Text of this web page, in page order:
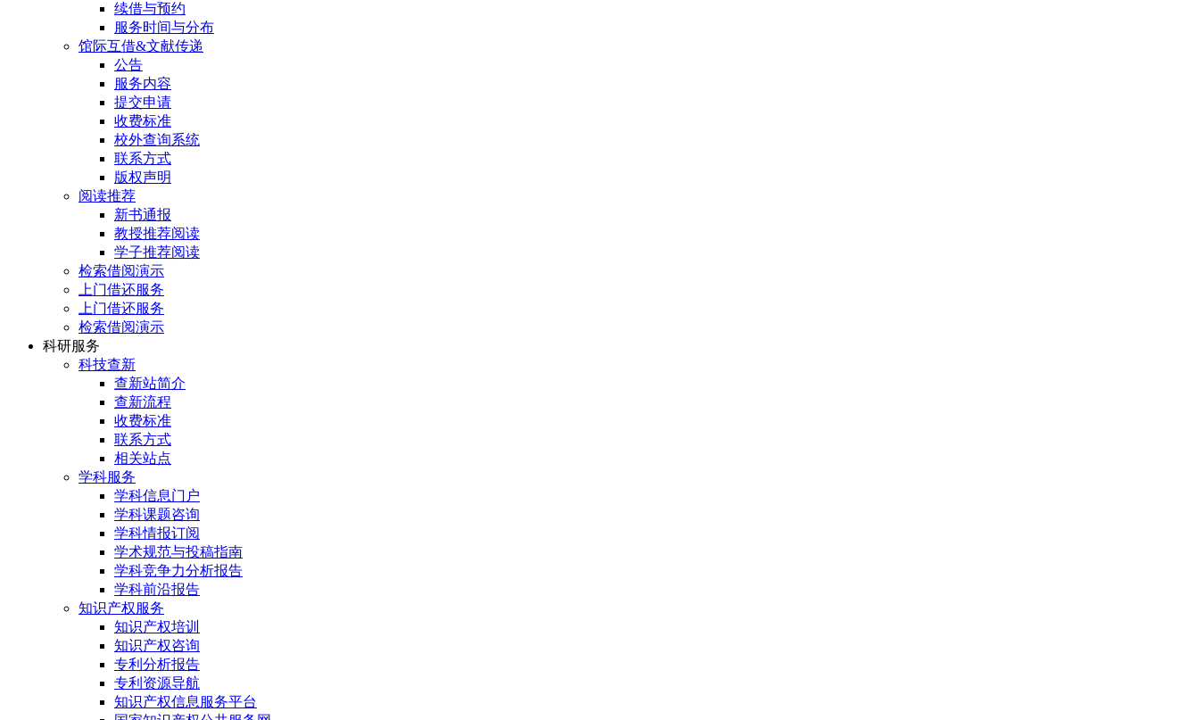
续借与预约
服务时间与分布
馆际互借&文献传递
公告
服务内容
提交申请
收费标准
校外查询系统
联系方式
版权声明
阅读推荐
新书通报
教授推荐阅读
学子推荐阅读
检索借阅演示
上门借还服务
上门借还服务
检索借阅演示
科研服务
科技查新
查新站简介
查新流程
收费标准
联系方式
相关站点
学科服务
学科信息门户
学科课题咨询
学科情报订阅
学术规范与投稿指南
学科竞争力分析报告
学科前沿报告
知识产权服务
知识产权培训
知识产权咨询
专利分析报告
专利资源导航
知识产权信息服务平台